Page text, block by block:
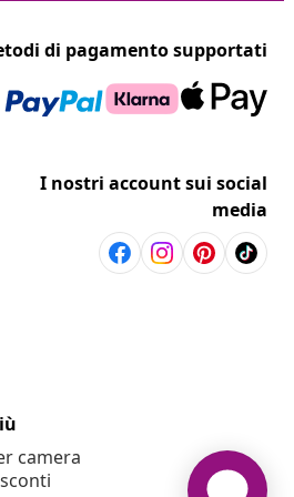
di pagamento supportati
I nostri account sui social
media
camera